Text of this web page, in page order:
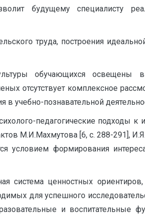
будущему специалисту
труда, построения
обучающихся освещены
отсутствует комплексное
учебно-познавательной
педагогические подходы к
М.И.Махмутова [6, с. 288-291],
условием формирования
система ценностных
для успешного
и воспитательные